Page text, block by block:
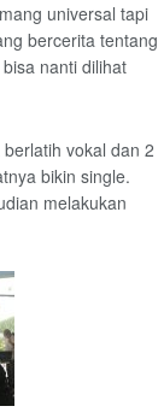
universal tapi
bercerita tentang
nanti dilihat
vokal dan 2
bikin single.
melakukan